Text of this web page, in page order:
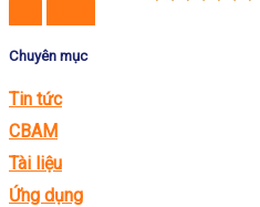
Chuyên mục
Tin tức
CBAM
Tài liệu
Ứng dụng